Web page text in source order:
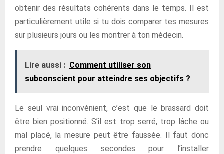
obtenir des résultats cohérents dans le temps. Il est
particulièrement utile si tu dois comparer tes mesures
sur plusieurs jours ou les montrer à ton médecin.
Lire aussi : Comment utiliser son
subconscient pour atteindre ses objectifs ?
Le seul vrai inconvénient, c’est que le brassard doit
être bien positionné. S’il est trop serré, trop lâche ou
mal placé, la mesure peut être faussée. Il faut donc
prendre quelques secondes pour l’installer